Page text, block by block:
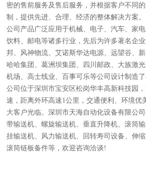
密的售前服务及售后服务，并根据客户不同
制，提供先进、合理、经济的整体解决方案。
公司产品广泛应用于机械、电子、汽车、家电
饮料、邮电等诸多行业，先后为许多著名企
邦、风神物流、艾诺斯华达电源、远望谷、
哈哈集团、葛洲坝集团、四川邮政、大族激
机场、高士线业、百事可乐等公司设计制造了
公司位于深圳市宝安区松岗华丰高新科技园
速，距离外环高速1公里，交通便利、环境优
大客户光临。深圳市天海自动化设备有限公
带输送机、螺旋输送机、垂直升降机、滚筒
挂输送机、风力输送机、回转寿司设备、伸缩
滚筒链板备件等，欢迎咨询洽谈!